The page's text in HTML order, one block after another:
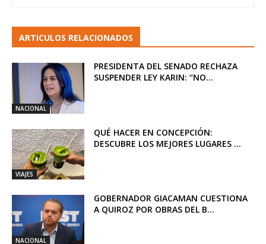
ARTICULOS RELACIONADOS
NACIONAL
PRESIDENTA DEL SENADO RECHAZA
SUSPENDER LEY KARIN: “NO...
VIAJES
QUÉ HACER EN CONCEPCIÓN:
DESCUBRE LOS MEJORES LUGARES ...
NACIONAL
GOBERNADOR GIACAMAN CUESTIONA
A QUIROZ POR OBRAS DEL B...